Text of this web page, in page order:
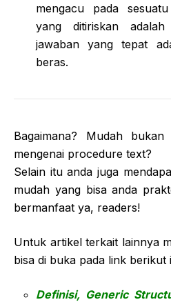
mengacu pada
yang ditiriskan
jawaban yang tepat
beras.
Bagaimana? Mudah
mengenai procedure text?
Selain itu anda juga
mudah yang bisa anda
bermanfaat ya, readers!
Untuk artikel terkait lainnya
bisa di buka pada link berikut
Definisi, Generic